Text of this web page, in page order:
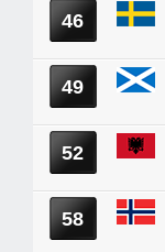
46
49
52
58